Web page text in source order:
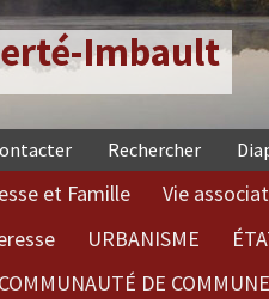
Imbault
Rechercher
et Famille Vie
URBANISME
COMMUNAUTÉ DE